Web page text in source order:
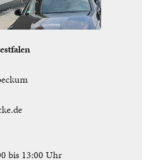
bis 13:00 Uhr